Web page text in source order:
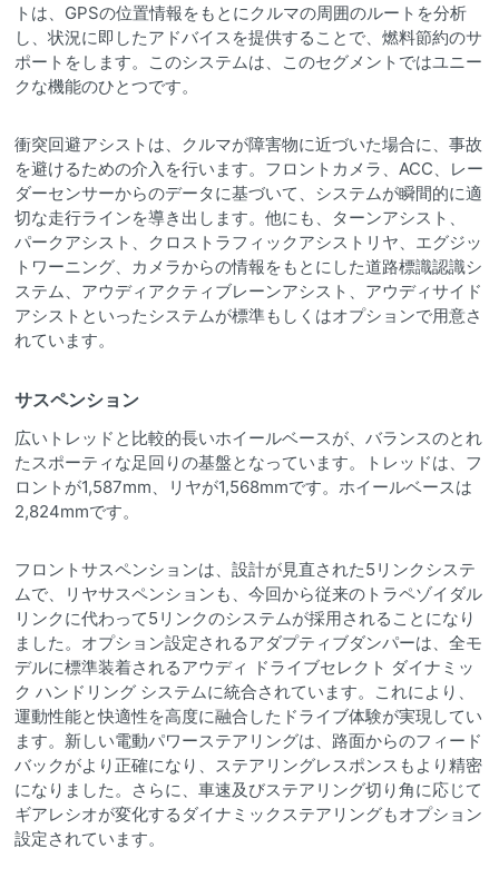
トは、GPSの位置情報をもとにクルマの周囲のルートを分析
し、状況に即したアドバイスを提供することで、燃料節約のサ
ポートをします。このシステムは、このセグメントではユニー
クな機能のひとつです。
衝突回避アシストは、クルマが障害物に近づいた場合に、事故
を避けるための介入を行います。フロントカメラ、ACC、レー
ダーセンサーからのデータに基づいて、システムが瞬間的に適
切な走行ラインを導き出します。他にも、ターンアシスト、
パークアシスト、クロストラフィックアシストリヤ、エグジッ
トワーニング、カメラからの情報をもとにした道路標識認識シ
ステム、アウディアクティブレーンアシスト、アウディサイド
アシストといったシステムが標準もしくはオプションで用意さ
れています。
サスペンション
広いトレッドと比較的長いホイールベースが、バランスのとれ
たスポーティな足回りの基盤となっています。トレッドは、フ
ロントが1,587mm、リヤが1,568mmです。ホイールベースは
2,824mmです。
フロントサスペンションは、設計が見直された5リンクシステ
ムで、リヤサスペンションも、今回から従来のトラペゾイダル
リンクに代わって5リンクのシステムが採用されることになり
ました。オプション設定されるアダプティブダンパーは、全モ
デルに標準装着されるアウディ ドライブセレクト ダイナミッ
ク ハンドリング システムに統合されています。これにより、
運動性能と快適性を高度に融合したドライブ体験が実現してい
ます。新しい電動パワーステアリングは、路面からのフィード
バックがより正確になり、ステアリングレスポンスもより精密
になりました。さらに、車速及びステアリング切り角に応じて
ギアレシオが変化するダイナミックステアリングもオプション
設定されています。